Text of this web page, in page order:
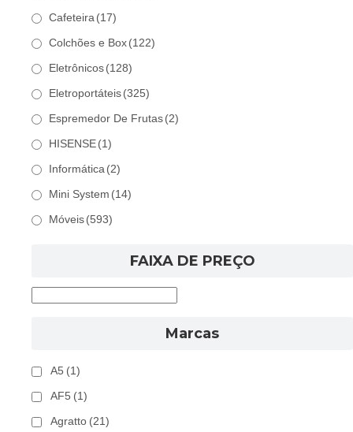
Cafeteira (17)
Colchões e Box (122)
Eletrônicos (128)
Eletroportáteis (325)
Espremedor De Frutas (2)
HISENSE (1)
Informática (2)
Mini System (14)
Móveis (593)
FAIXA DE PREÇO
Marcas
A5 (1)
AF5 (1)
Agratto (21)